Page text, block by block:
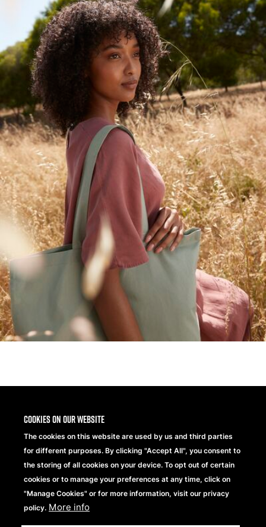
Cookies on our website
The cookies on this website are used by us and third parties
for different purposes. By clicking "Accept All", you consent to
the storing of all cookies on your device. To opt out of certain
cookies or to manage your preferences at any time, click on
"Manage Cookies" or for more information, visit our privacy
policy. More info
Better Cotton®
Chez Beechfield Brands, nous nous engageons à
améliorer les pratiques de culture du coton à l’échelle
mondiale avec Better Cotton.